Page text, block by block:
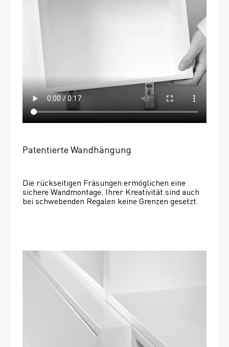
Patentierte Wandhängung
Die rückseitigen Fräsungen ermöglichen eine
sichere Wandmontage. Ihrer Kreativität sind auch
bei schwebenden Regalen keine Grenzen gesetzt.